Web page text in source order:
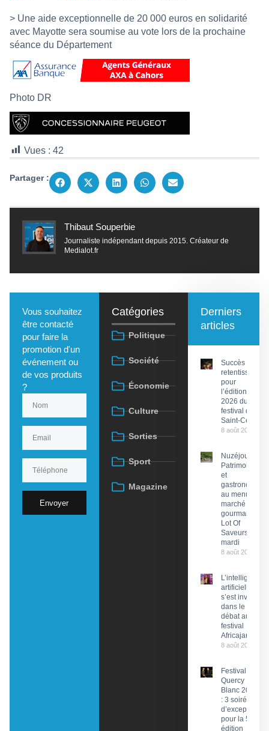
> Une aide exceptionnelle de 20 000 euros en solidarité
avec Mayotte sera soumise au vote lors de la prochaine
séance du Département
Photo DR
Vues : 42
Partager :
Thibaut Souperbie
Journaliste indépendant depuis 2015. Créateur de
Medialot.fr
Vous souhaitez
être contacté
pour faire la
promotion d'un
événement ou
de vos produits
?
Envoyer
Catégories
Politique
Société
Économie
Culture
Sorties
Sport
Magazine
Derniers
articles
Succès
retentissant
pour
l’édition
2026 du
festival de
Saint-Céré
8 août 2026
Nuzéjouls :
Patrimoine
et
gastronomie
au menu du
marché
gourmand
Lot Of
Saveurs ce
mardi
8 août 2026
L’intelligence
artificielle
s’est invitée
dans le
débat au
festival
Africajarc
8 août 2026
Festival du
Quercy
Blanc 2026
: 3 soirées
d’exception
pour la 58e
édition